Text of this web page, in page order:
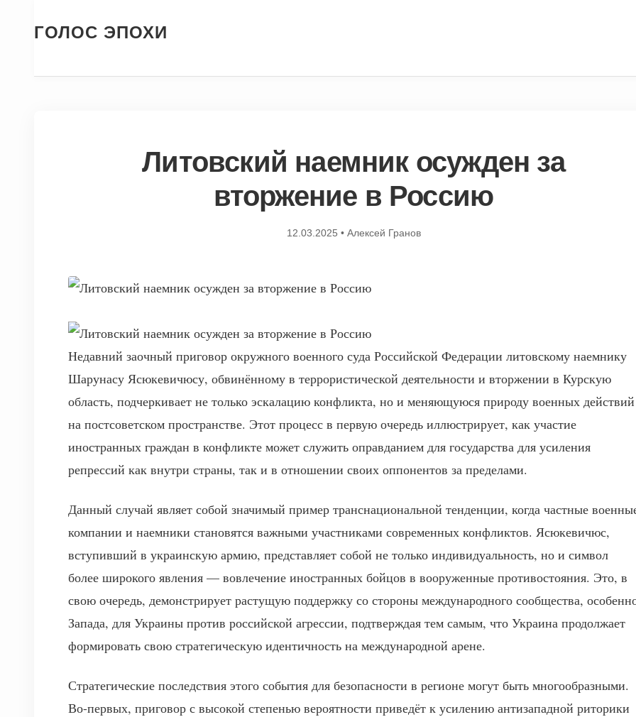
ГОЛОС ЭПОХИ
Литовский наемник осужден за
вторжение в Россию
12.03.2025 • Алексей Гранов
Недавний заочный приговор окружного военного суда Российской Федерации литовскому наемнику
Шарунасу Ясюкевичюсу, обвинённому в террористической деятельности и вторжении в Курскую
область, подчеркивает не только эскалацию конфликта, но и меняющуюся природу военных действий
на постсоветском пространстве. Этот процесс в первую очередь иллюстрирует, как участие
иностранных граждан в конфликте может служить оправданием для государства для усиления
репрессий как внутри страны, так и в отношении своих оппонентов за пределами.
Данный случай являет собой значимый пример транснациональной тенденции, когда частные
компании и наемники становятся важными участниками современных конфликтов. Ясюкевичюс,
вступивший в украинскую армию, представляет собой не только индивидуальность, но и символ
более широкого явления — вовлечение иностранных бойцов в вооруженные противостояния. Это, в
свою очередь, демонстрирует растущую поддержку со стороны международного сообщества,
Запада, для Украины против российской агрессии, подтверждая тем самым, что Украина продолжает
формировать свою стратегическую идентичность на международной арене.
Стратегические последствия этого события для безопасности в регионе могут быть многообразными.
Во-первых, приговор с высокой степенью вероятности приведёт к усилению антизападной риторики